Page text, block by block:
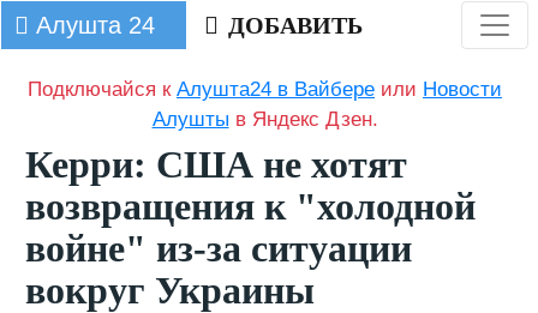
Алушта 24 ДОБАВИТЬ
Подключайся кАлушта24 в Вайбере или Новости
Алушты в Яндекс Дзен.
Керри: США не хотят
возвращения к "холодной
войне" из-за ситуации
вокруг Украины